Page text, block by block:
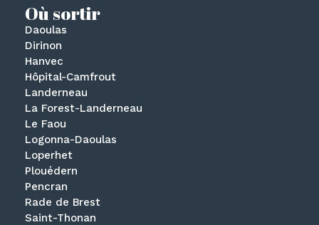
Où sortir
Daoulas
Dirinon
Hanvec
Hôpital-Camfrout
Landerneau
La Forest-Landerneau
Le Faou
Logonna-Daoulas
Loperhet
Plouédern
Pencran
Rade de Brest
Saint-Thonan